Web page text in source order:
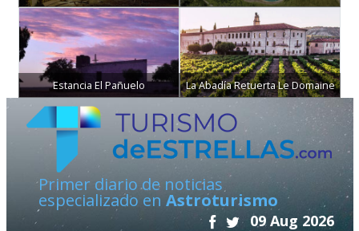
Estancia El Pañuelo La Abadía Retuerta Le Domaine
Primer diario de noticias
especializado en Astroturismo
09 Aug 2026